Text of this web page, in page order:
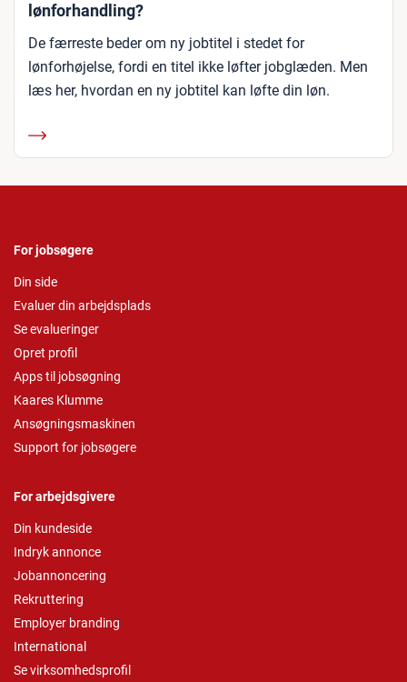
lønforhandling?
De færreste beder om ny jobtitel i stedet for
lønforhøjelse, fordi en titel ikke løfter jobglæden. Men
læs her, hvordan en ny jobtitel kan løfte din løn.
For jobsøgere
Din side
Evaluer din arbejdsplads
Se evalueringer
Opret profil
Apps til jobsøgning
Kaares Klumme
Ansøgningsmaskinen
Support for jobsøgere
For arbejdsgivere
Din kundeside
Indryk annonce
Jobannoncering
Rekruttering
Employer branding
International
Se virksomhedsprofil